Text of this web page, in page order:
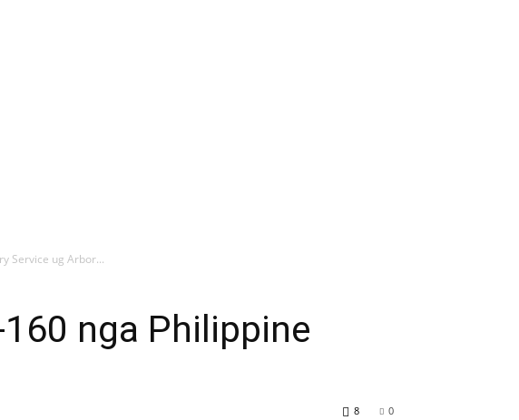
Service ug Arbor...
nga Philippine
0
8